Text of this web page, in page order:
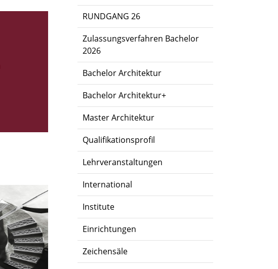
RUNDGANG 26
Zulassungsverfahren Bachelor
2026
Bachelor Architektur
Bachelor Architektur+
Master Architektur
Qualifikationsprofil
Lehrveranstaltungen
International
Institute
Einrichtungen
Zeichensäle